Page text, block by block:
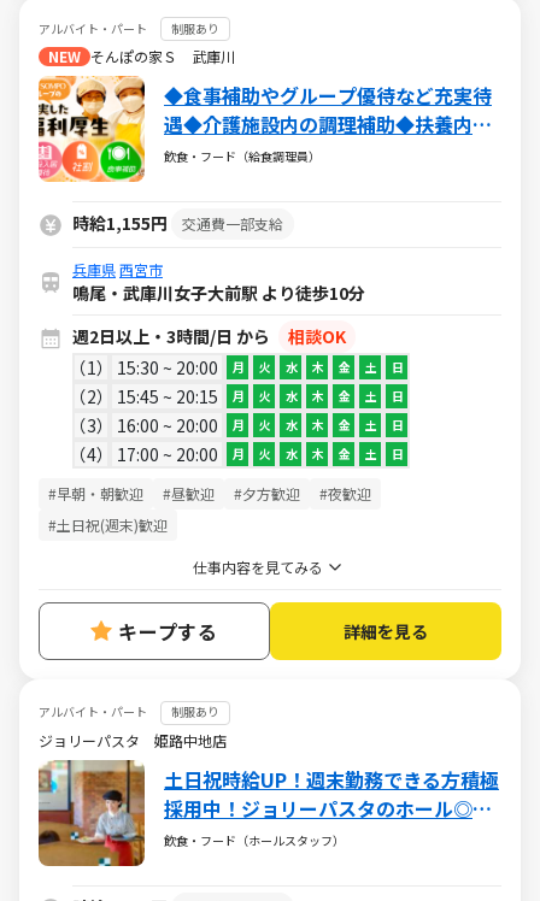
アルバイト・パート 制服あり
NEW そんぽの家Ｓ 武庫川
◆食事補助やグループ優待など充実待
遇◆介護施設内の調理補助◆扶養内・
WワークOK◆マニュアルに沿ったコツ
飲食・フード（給食調理員）
時給1,155円 交通費一部支給
兵庫県西宮市
鳴尾・武庫川女子大前駅 より徒歩10分
週2日以上・3時間/日 から
相談OK
1
15:30 ~ 20:00 月 火 水 木 金 土 日
2 15:45 ~ 20:15 月 火 水 木 金 土 日
3 16:00 ~ 20:00 月 火 水 木 金 土 日
4 17:00 ~ 20:00 月 火 水 木 金 土 日
#早朝・朝歓迎 #昼歓迎 #夕方歓迎
#夜歓迎
#土日祝(週末)歓迎
仕事内容を見てみる
キープする 詳細を見る
アルバイト・パート 制服あり
ジョリーパスタ 姫路中地店
土日祝時給UP！週末勤務できる方積極
採用中！ジョリーパスタのホール◎週
2～1日2h～★マニュアル完備で未経験
飲食・フード（ホールスタッフ）